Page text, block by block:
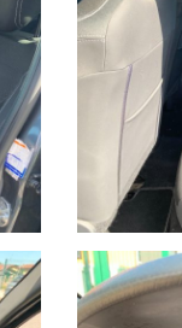
contrattuale. Per